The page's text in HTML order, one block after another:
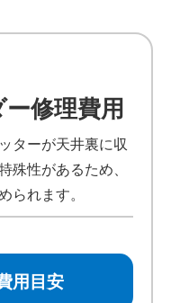
修理費用
ターが天井裏に収
殊性があるため、
られます。
用目安